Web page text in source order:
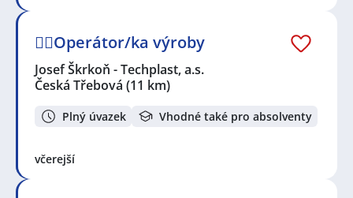
👷‍♂️Operátor/ka výroby
Josef Škrkoň - Techplast, a.s.
Česká Třebová (11 km)
Plný úvazek Vhodné také pro absolventy
včerejší